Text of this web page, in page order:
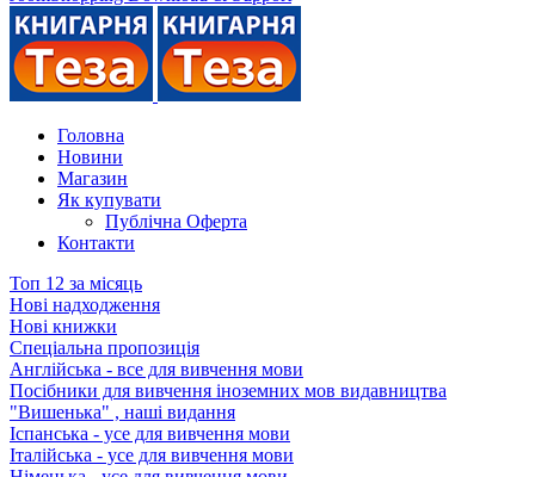
Головна
Новини
Магазин
Як купувати
Публічна Оферта
Контакти
Топ 12 за місяць
Нові надходження
Нові книжки
Спеціальна пропозиція
Англійська - все для вивчення мови
Посібники для вивчення іноземних мов видавництва
"Вишенька" , наші видання
Іспанська - усе для вивчення мови
Італійська - усе для вивчення мови